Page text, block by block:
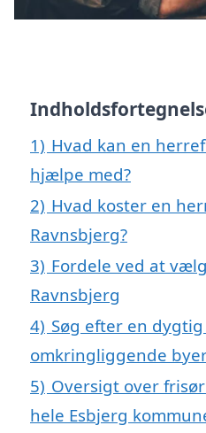
1) Hvad kan en
hjælpe med?
2) Hvad koster en
Ravnsbjerg?
3) Fordele ved at
Ravnsbjerg
4) Søg efter en
omkringliggende
5) Oversigt over
hele Esbjerg